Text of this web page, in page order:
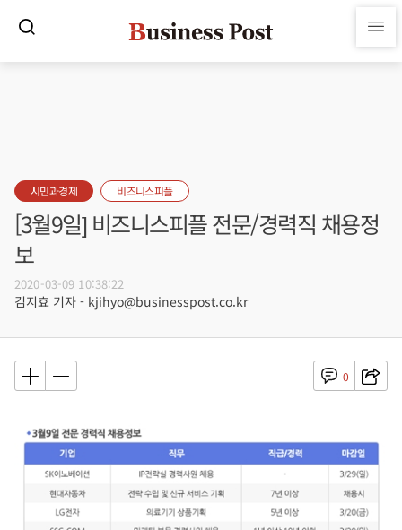
시민과경제 비즈니스피플
[3월9일] 비즈니스피플 전문/경력직 채용정
보
2020-03-09 10:38:22
김지효 기자 - kjihyo@businesspost.co.kr
0